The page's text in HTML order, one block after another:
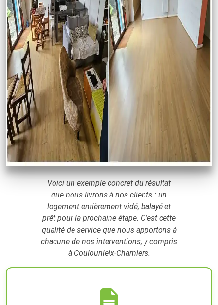
Voici un exemple concret du résultat
que nous livrons à nos clients : un
logement entièrement vidé, balayé et
prêt pour la prochaine étape. C'est cette
qualité de service que nous apportons à
chacune de nos interventions, y compris
à Coulounieix-Chamiers.